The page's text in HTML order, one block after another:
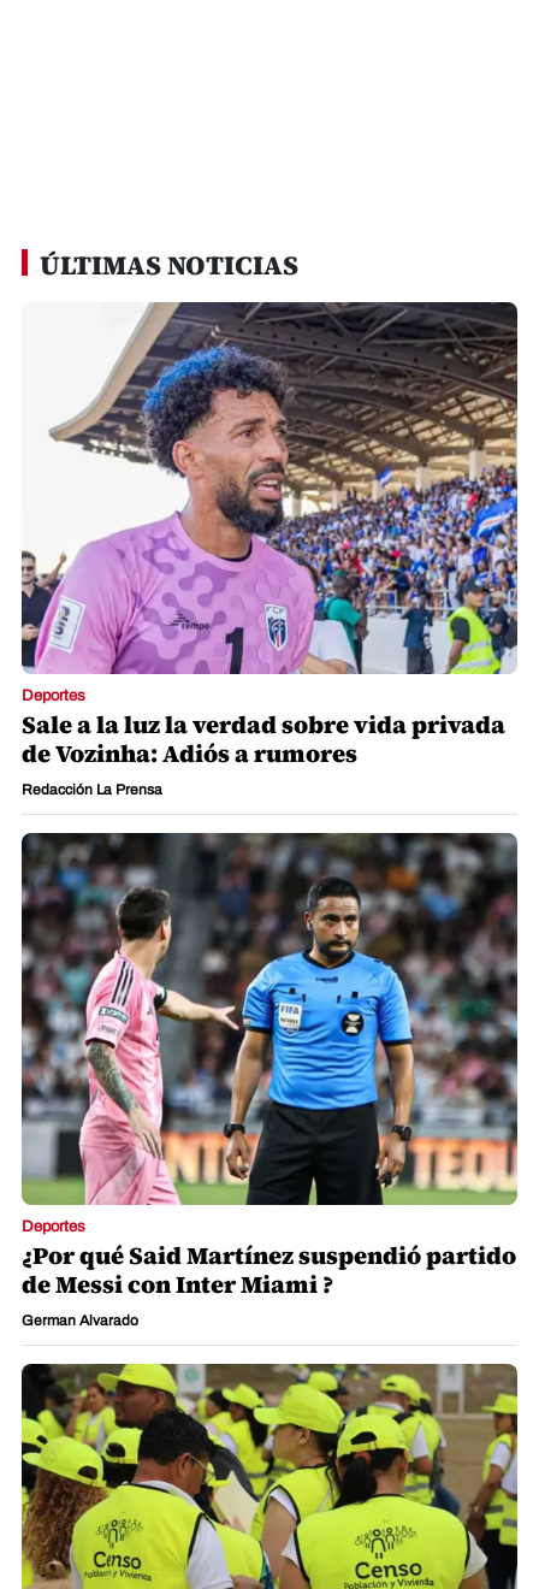
ÚLTIMAS NOTICIAS
Deportes
Sale a la luz la verdad sobre vida privada
de Vozinha: Adiós a rumores
Redacción La Prensa
Deportes
¿Por qué Said Martínez suspendió partido
de Messi con Inter Miami ?
German Alvarado